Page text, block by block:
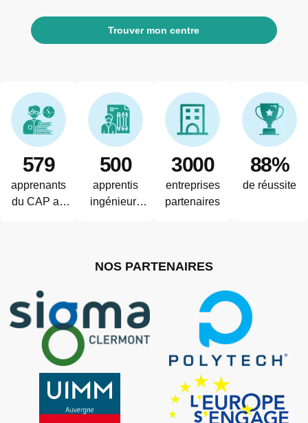
Trouver mon centre
579
apprenants
du CAP au
500
apprentis
ingénieurs
3000
entreprises
partenaires
88%
de réussite
NOS PARTENAIRES